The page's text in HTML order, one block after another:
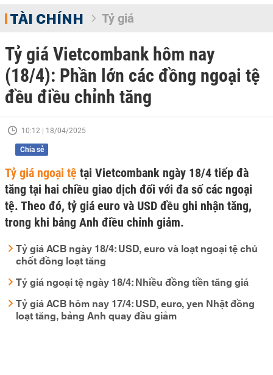
TÀI CHÍNH Tỷ giá
Tỷ giá Vietcombank hôm nay
(18/4): Phần lớn các đồng ngoại tệ
đều điều chỉnh tăng
10:12 | 18/04/2025
Chia sẻ
Tỷ giá ngoại tệ tại Vietcombank ngày 18/4 tiếp đà
tăng tại hai chiều giao dịch đối với đa số các ngoại
tệ. Theo đó, tỷ giá euro và USD đều ghi nhận tăng,
trong khi bảng Anh điều chỉnh giảm.
Tỷ giá ACB ngày 18/4: USD, euro và loạt ngoại tệ chủ
chốt đồng loạt tăng
Tỷ giá ngoại tệ ngày 18/4: Nhiều đồng tiền tăng giá
Tỷ giá ACB hôm nay 17/4: USD, euro, yen Nhật đồng
loạt tăng, bảng Anh quay đầu giảm